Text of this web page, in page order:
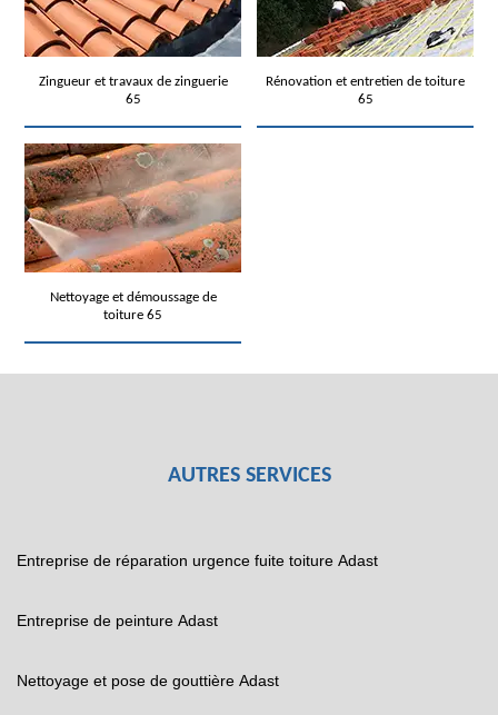
Zingueur et travaux de zinguerie
65
Rénovation et entretien de toiture
65
Nettoyage et démoussage de
toiture 65
AUTRES SERVICES
Entreprise de réparation urgence fuite toiture Adast
Entreprise de peinture Adast
Nettoyage et pose de gouttière Adast